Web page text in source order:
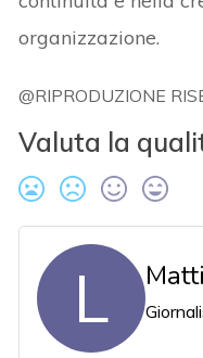
organizzazione.
@RIPRODUZIONE
Valuta la
L